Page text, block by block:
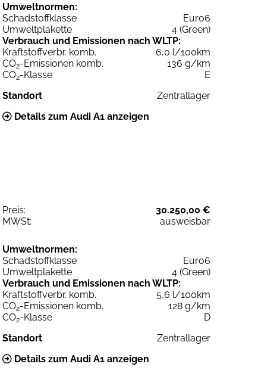
Umweltnormen:
Schadstoffklasse
Euro6
Umweltplakette
4 (Green)
Verbrauch und Emissionen nach WLTP:
Kraftstoffverbr. komb.
6,0 l/100km
CO2-Emissionen komb.
136 g/km
CO2-Klasse
E
Standort
Zentrallager
Details zum Audi A1 anzeigen
Preis:
30.250,00 €
MWSt:
ausweisbar
Umweltnormen:
Schadstoffklasse
Euro6
Umweltplakette
4 (Green)
Verbrauch und Emissionen nach WLTP:
Kraftstoffverbr. komb.
5,6 l/100km
CO2-Emissionen komb.
128 g/km
CO2-Klasse
D
Standort
Zentrallager
Details zum Audi A1 anzeigen